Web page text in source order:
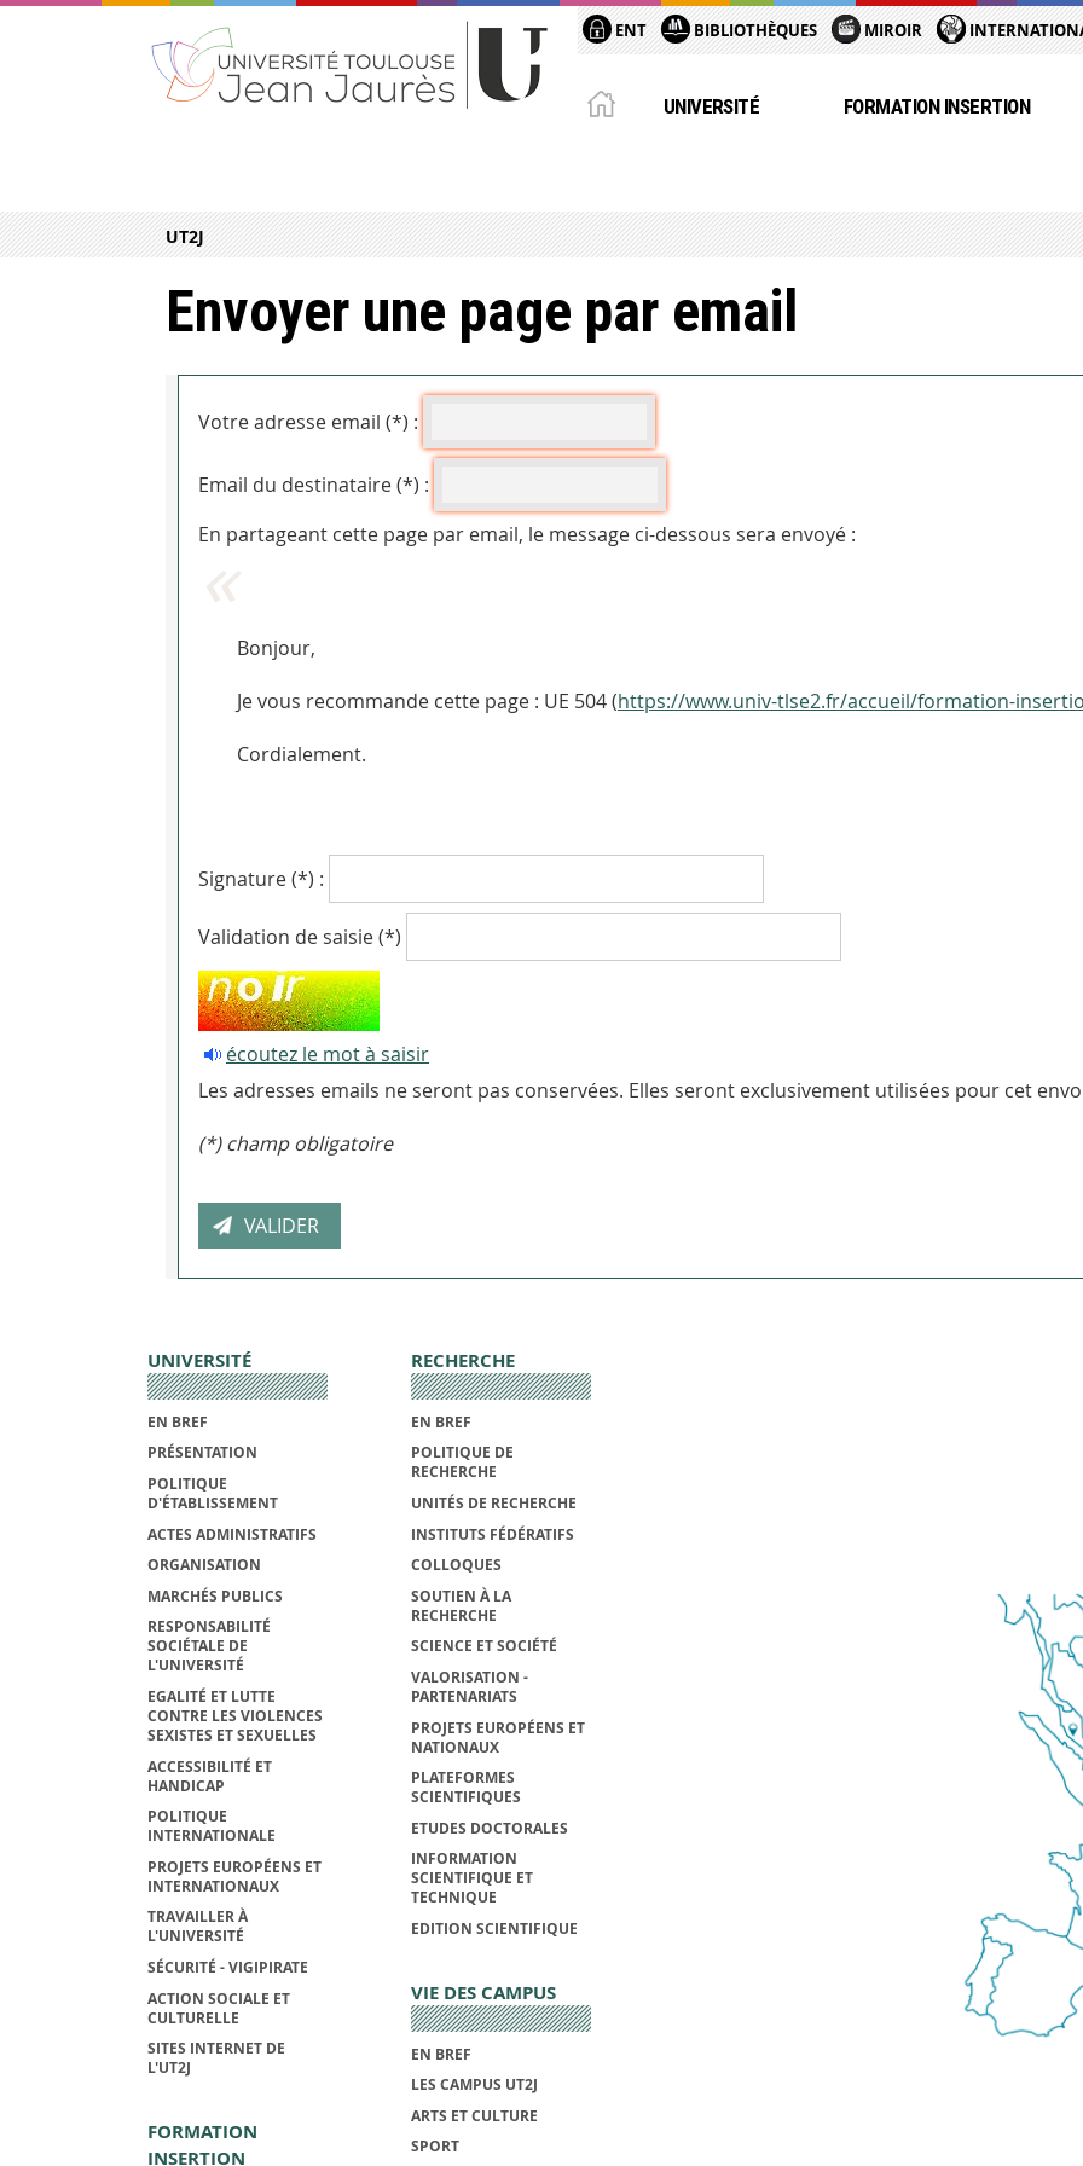
ENT BIBLIOTHÈQUES MIROIR
UNIVERSITÉ FORMATION INSERTION
UT2J
Envoyer une page par email
Votre adresse email (*) :
Email du destinataire (*) :
En partageant cette page par email, le message ci-dessous sera envoyé :
Bonjour,
Je vous recommande cette page : UE 504 (https://www.univ-tlse2.fr/accueil/formation-
Cordialement.
Signature (*) :
Validation de saisie (*)
écoutez le mot à saisir
Les adresses emails ne seront pas conservées. Elles seront exclusivement utilisées pour cet
(*) champ obligatoire
UNIVERSITÉ
EN BREF
PRÉSENTATION
POLITIQUE
D'ÉTABLISSEMENT
ACTES ADMINISTRATIFS
ORGANISATION
MARCHÉS PUBLICS
RESPONSABILITÉ
SOCIÉTALE DE
L'UNIVERSITÉ
EGALITÉ ET LUTTE
CONTRE LES VIOLENCES
SEXISTES ET SEXUELLES
ACCESSIBILITÉ ET
HANDICAP
POLITIQUE
INTERNATIONALE
PROJETS EUROPÉENS ET
INTERNATIONAUX
TRAVAILLER À
L'UNIVERSITÉ
SÉCURITÉ - VIGIPIRATE
ACTION SOCIALE ET
CULTURELLE
SITES INTERNET DE
L'UT2J
FORMATION
INSERTION
RECHERCHE
EN BREF
POLITIQUE DE
RECHERCHE
UNITÉS DE RECHERCHE
INSTITUTS FÉDÉRATIFS
COLLOQUES
SOUTIEN À LA
RECHERCHE
SCIENCE ET SOCIÉTÉ
VALORISATION -
PARTENARIATS
PROJETS EUROPÉENS ET
NATIONAUX
PLATEFORMES
SCIENTIFIQUES
ETUDES DOCTORALES
INFORMATION
SCIENTIFIQUE ET
TECHNIQUE
EDITION SCIENTIFIQUE
VIE DES CAMPUS
EN BREF
LES CAMPUS UT2J
ARTS ET CULTURE
SPORT